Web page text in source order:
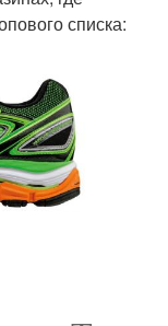
списка: